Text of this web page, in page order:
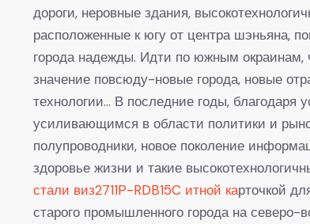
дороги, неровные здания,
расположенные к югу от центра шэньяна,
города надежды. Идти по южным окраинам,
значение повсюду-новые города, новые
технологии… В последние годы, благодаря
усиливающимся в области политики и
полупроводники, новое поколение
здоровье жизни и такие
стали виз2711P-RDB15C итной карточкой
старого промышленного города на северо-